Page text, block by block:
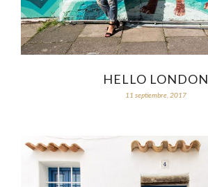
HELLO LONDON
11 septiembre, 2017